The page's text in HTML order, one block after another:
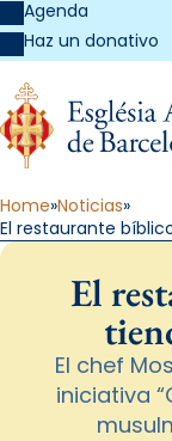
Agenda
Haz un donativo
Home Noticias
El restaurante
El
El chef
iniciativa